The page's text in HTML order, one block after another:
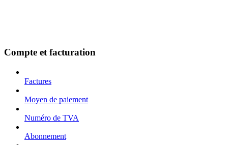
Compte et facturation
Factures
Moyen de paiement
Numéro de TVA
Abonnement